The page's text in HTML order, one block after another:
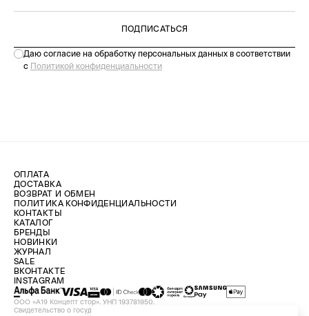
ПОДПИСАТЬСЯ
Даю согласие на обработку персональных данных в соответствии
с Политикой конфиденциальности
ООО «А19 Концепт стор». УНП 193781950.
Свидетельство о государственной регистрации №193781950 от 09.08.2024,
ОПЛАТА
ДОСТАВКА
ВОЗВРАТ И ОБМЕН
ПОЛИТИКА КОНФИДЕНЦИАЛЬНОСТИ
КОНТАКТЫ
ВКОНТАКТЕ
INSTAGRAM
КАТАЛОГ
БРЕНДЫ
НОВИНКИ
ЖУРНАЛ
SALE